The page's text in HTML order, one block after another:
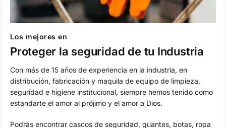
Los mejores en
Proteger la seguridad de tu Industria
Con más de 15 años de experiencia en la industria, en
distribución, fabricación y maquila de equipo de limpieza,
seguridad e higiene institucional, siempre hemos tenido como
estandarte el amor al prójimo y el amor a Dios.
Podrás encontrar cascos de seguridad, guantes, botas, ropa